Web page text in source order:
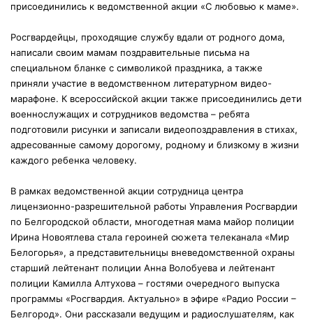
присоединились к ведомственной акции «С любовью к маме».
Росгвардейцы, проходящие службу вдали от родного дома,
написали своим мамам поздравительные письма на
специальном бланке с символикой праздника, а также
приняли участие в ведомственном литературном видео-
марафоне. К всероссийской акции также присоединились дети
военнослужащих и сотрудников ведомства – ребята
подготовили рисунки и записали видеопоздравления в стихах,
адресованные самому дорогому, родному и близкому в жизни
каждого ребенка человеку.
В рамках ведомственной акции сотрудница центра
лицензионно-разрешительной работы Управления Росгвардии
по Белгородской области, многодетная мама майор полиции
Ирина Новоятлева стала героиней сюжета телеканала «Мир
Белогорья», а представительницы вневедомственной охраны
старший лейтенант полиции Анна Волобуева и лейтенант
полиции Камилла Алтухова – гостями очередного выпуска
программы «Росгвардия. Актуально» в эфире «Радио России –
Белгород». Они рассказали ведущим и радиослушателям, как